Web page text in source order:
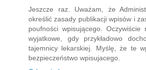
Jeszcze raz. Uważam, że
określić zasady publikacji wpisów i
poufności wpisującego.
wyjatkowe, gdy przykładowo
tajemnicy lekarskiej. Myślę, że te
bezpieczeństwo wpisujacego.